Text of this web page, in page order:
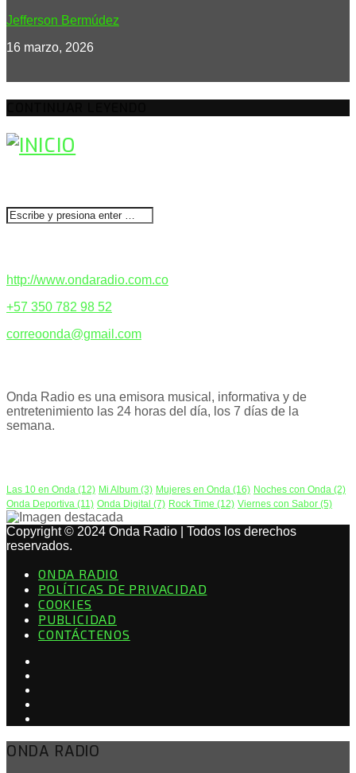
Jefferson Bermúdez
16 marzo, 2026
http://www.ondaradio.com.co
+57 350 782 98 52
correoonda@gmail.com
Onda Radio es una emisora musical, informativa y de
entretenimiento las 24 horas del día, los 7 días de la
semana.
Las 10 en Onda (12) Mi Album (3) Mujeres en Onda (16) Noches con Onda (2)
Onda Deportiva (11) Onda Digital (7) Rock Time (12) Viernes con Sabor (5)
Copyright © 2024 Onda Radio | Todos los derechos
reservados.
ONDA RADIO
POLÍTICAS DE PRIVACIDAD
COOKIES
PUBLICIDAD
CONTÁCTENOS
ONDA RADIO